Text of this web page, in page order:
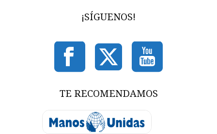
¡SÍGUENOS!
TE RECOMENDAMOS